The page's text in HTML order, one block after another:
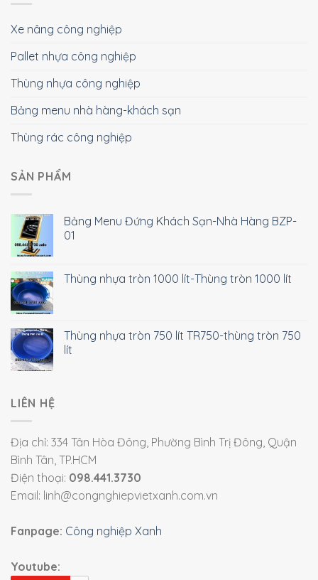
Xe nâng công nghiệp
Pallet nhựa công nghiệp
Thùng nhựa công nghiệp
Bảng menu nhà hàng-khách sạn
Thùng rác công nghiệp
SẢN PHẨM
Bảng Menu Đứng Khách Sạn-Nhà Hàng BZP-
01
Thùng nhựa tròn 1000 lít-Thùng tròn 1000 lít
Thùng nhựa tròn 750 lít TR750-thùng tròn 750
lít
LIÊN HỆ
Địa chỉ: 334 Tân Hòa Đông, Phường Bình Trị Đông, Quận
Bình Tân, TP.HCM
Điện thoại: 098.441.3730
Email: linh@congnghiepvietxanh.com.vn
Fanpage: Công nghiệp Xanh
Youtube: